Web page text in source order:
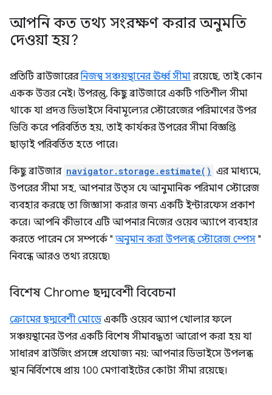
আপনি কত তথ্য সংরক্ষণ করার অনুমতি
দেওয়া হয়?
প্রতিটি ব্রাউজারেরনিজস্ব সঞ্চয়স্থানের ঊর্ধ্ব সীমারয়েছে, তাই কোন
একক উত্তর নেই। উপরন্তু, কিছু ব্রাউজারে একটি গতিশীল সীমা
থাকে যা প্রদত্ত ডিভাইসে বিনামূল্যের স্টোরেজের পরিমাণের উপর
ভিত্তি করে পরিবর্তিত হয়, তাই কার্যকর উপরের সীমা বিজ্ঞপ্তি
ছাড়াই পরিবর্তিত হতে পারে।
কিছু ব্রাউজার navigator.storage.estimate() এর মাধ্যমে,
উপরের সীমা সহ, আপনার উত্স যে আনুমানিক পরিমাণ স্টোরেজ
ব্যবহার করছে তা জিজ্ঞাসা করার জন্য একটি ইন্টারফেস প্রকাশ
করে। আপনি কীভাবে এটি আপনার নিজের ওয়েব অ্যাপে ব্যবহার
করতে পারেন সে সম্পর্কে " অনুমান করা উপলব্ধ স্টোরেজ স্পেস "
নিবন্ধে আরও তথ্য রয়েছে৷
বিশেষ Chrome ছদ্মবেশী বিবেচনা
ক্রোমের ছদ্মবেশী মোডেএকটি ওয়েব অ্যাপ খোলার ফলে
সঞ্চয়স্থানের উপর একটি বিশেষ সীমাবদ্ধতা আরোপ করা হয় যা
সাধারণ ব্রাউজিং প্রসঙ্গে প্রযোজ্য নয়: আপনার ডিভাইসে উপলব্ধ
স্থান নির্বিশেষে প্রায় 100 মেগাবাইটের কোটা সীমা রয়েছে।